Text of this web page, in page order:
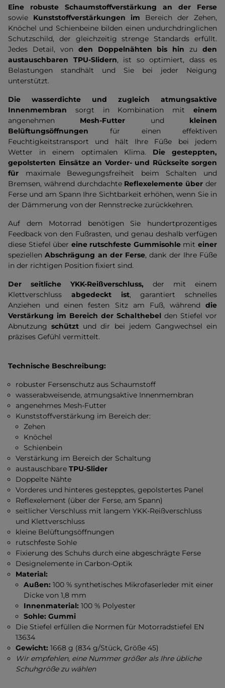
Eine robuste Schaumstoffverstärkung an der Ferse
sowie Kunststoffverstärkungen im Bereich der Zehen,
Knöchel und Schienbeine bilden einen undurchdringlichen
Schutzschild, der gleichzeitig strenge Standards erfüllt.
Jedes Detail, von den Doppelnähten bis hinzu den
austauschbaren TPU-Slidern, ist so optimiert, dass es
Belastungen standhält und Sie bei jeder Neigung
unterstützt.
Die wasserdichte und zugleich atmungsaktive
Innenmembran sorgt in Kombination mit einem
angenehmen Mesh-Futter und kleinen
Belüftungsöffnungen für einen effektiven
Feuchtigkeitstransport und hält Ihre Füße bei jedem
Wetter in einem optimalen Klima. Die gesteppten,
gepolsterten Einsätze an Vorder- und Rückseite sorgen
für maximale Bewegungsfreiheit beim Schalten und
Bremsen, während durchdachteReflexelemente überder
Ferse und am Spann Ihre Sichtbarkeit erhöhen, wenn Sie in
der Dämmerung von der Rennstrecke zurückkehren.
Auf dem Motorrad benötigen Sie hundertprozentiges
Feedback von den Fußrasten, und genau deshalb verfügen
diese Stiefel über eine rutschfeste Gummisohlemiteiner
speziellenAbschrägung an der Ferse, dank der Ihre Füße
in der richtigen Position fixiert sind.
Der seitliche YKK-Reißverschluss, der mit
einem
Klettverschluss abgedeckt ist, garantiert schnelles
Anziehen und einen festen Sitz am Fuß, während die
Verstärkung im Bereich der Schalthebel den Stiefel vor
Abnutzungschützt und dir bei jedem Gangwechsel ein
präzises Gefühl vermittelt.
Technische Beschreibung:
robuster Fersenschutz aus Schaumstoff
wasserabweisende, atmungsaktive Innenmembran
angenehmes Mesh-Futter
Kunststoffverstärkung im Bereich der:
Zehen
Knöchel
Schienbein
Verstärkung im Bereich der Schaltung
austauschbareTPU-Slider
Doppelte Nähte
Vorderes und hinteres gestepptes, gepolstertes Panel
Reflexelement (über der Ferse, am Spann)
seitlicher Verschluss mit langem YKK-Reißverschluss
und Klettverschluss
kleine Belüftungsöffnungen
rutschfeste Sohle
Fixierung des Schuhs durch eine abgeschrägte Ferse
Designelemente in Carbon-Optik
Material:
Außen: 100 % synthetisches Mikrofaserleder mit einer
Dicke von 1,8 mm
Innenmaterial: 100 % Polyester
Sohle: Gummi
Die Stiefel erfüllen die Normen für Motorradstiefel EN
13634
Gewicht: 1668 g (834 g/Stück, Größe 45)
Wir empfehlen, eine Nummer größer als Ihre übliche
Schuhgröße zu wählen